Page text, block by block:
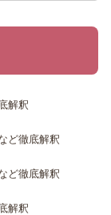
解釈
ど徹底解釈
ど徹底解釈
解釈